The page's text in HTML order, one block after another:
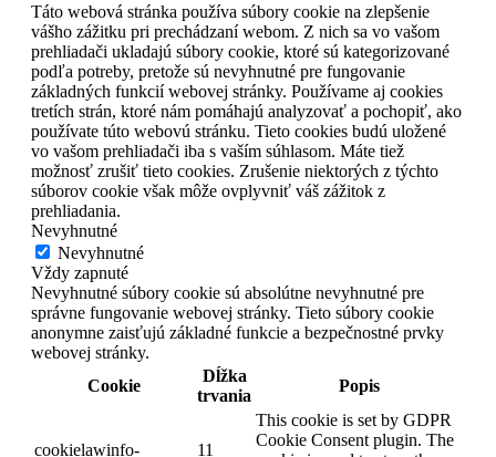
Táto webová stránka používa súbory cookie na zlepšenie
vášho zážitku pri prechádzaní webom. Z nich sa vo vašom
prehliadači ukladajú súbory cookie, ktoré sú kategorizované
podľa potreby, pretože sú nevyhnutné pre fungovanie
základných funkcií webovej stránky. Používame aj cookies
tretích strán, ktoré nám pomáhajú analyzovať a pochopiť, ako
používate túto webovú stránku. Tieto cookies budú uložené
vo vašom prehliadači iba s vaším súhlasom. Máte tiež
možnosť zrušiť tieto cookies. Zrušenie niektorých z týchto
súborov cookie však môže ovplyvniť váš zážitok z
prehliadania.
Nevyhnutné
Nevyhnutné
Vždy zapnuté
Nevyhnutné súbory cookie sú absolútne nevyhnutné pre
správne fungovanie webovej stránky. Tieto súbory cookie
anonymne zaisťujú základné funkcie a bezpečnostné prvky
webovej stránky.
Cookie
Dĺžka
trvania
Popis
cookielawinfo-
11
This cookie is set by GDPR
Cookie Consent plugin. The